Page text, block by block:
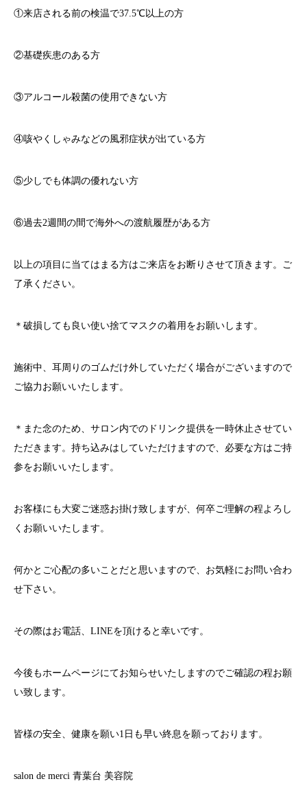
①来店される前の検温で37.5℃以上の方
②基礎疾患のある方
③アルコール殺菌の使用できない方
④咳やくしゃみなどの風邪症状が出ている方
⑤少しでも体調の優れない方
⑥過去2週間の間で海外への渡航履歴がある方
以上の項目に当てはまる方はご来店をお断りさせて頂きます。ご
了承ください。
＊破損しても良い使い捨てマスクの着用をお願いします。
施術中、耳周りのゴムだけ外していただく場合がございますので
ご協力お願いいたします。
＊また念のため、サロン内でのドリンク提供を一時休止させてい
ただきます。持ち込みはしていただけますので、必要な方はご持
参をお願いいたします。
お客様にも大変ご迷惑お掛け致しますが、何卒ご理解の程よろし
くお願いいたします。
何かとご心配の多いことだと思いますので、お気軽にお問い合わ
せ下さい。
その際はお電話、 LINEを頂けると幸いです。
今後もホームページにてお知らせいたしますのでご確認の程お願
い致します。
皆様の安全、健康を願い1 日も早い終息を願っております。
salon de merci 青葉台 美容院